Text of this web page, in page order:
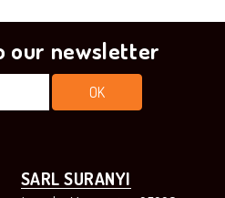
our newsletter
SARL SURANYI